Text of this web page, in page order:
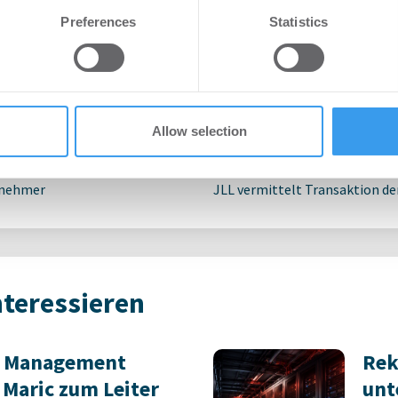
content and ads, to provide social media features and to
to them or that they’ve collected from your use of their
Preferences Statistics
Allow selection
um 70 Prozent
Realterm kauft
Logistikzentrum in
Logistik-16.07.2026
JLL vermittelt Transaktion
zum Leiter